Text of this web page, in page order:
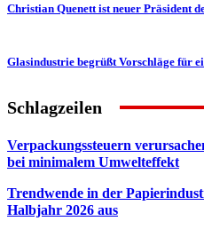
Christian Quenett ist neuer Präsident
Glasindustrie begrüßt Vorschläge für
Schlagzeilen
Verpackungssteuern
bei minimalem Umwelteffekt
Trendwende in der
Halbjahr 2026 aus